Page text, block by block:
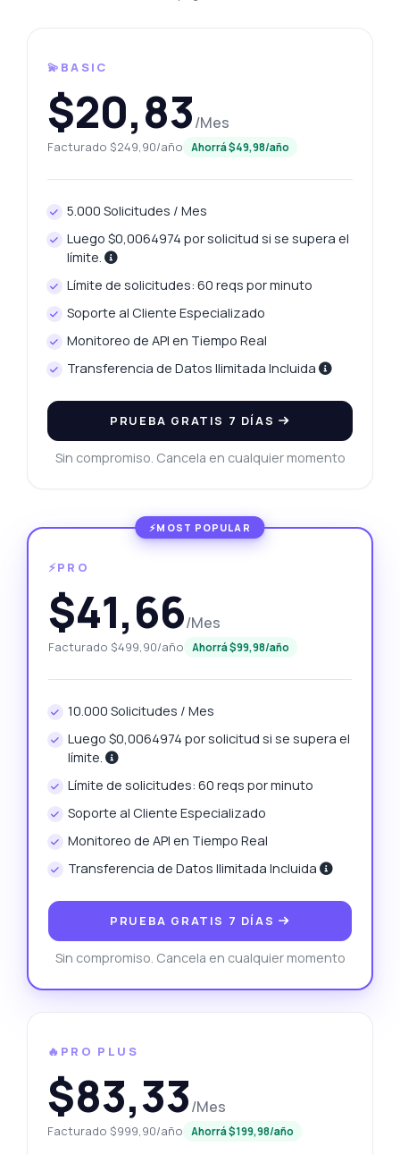
💫BASIC
$20,83/Mes
Facturado $249,90/año Ahorrá $49,98/año
5.000 Solicitudes / Mes
Luego $0,0064974 por solicitud si se supera el
límite.
Límite de solicitudes: 60 reqs por minuto
Soporte al Cliente Especializado
Monitoreo de API en Tiempo Real
Transferencia de Datos Ilimitada Incluida
PRUEBA GRATIS 7 DÍAS
Sin compromiso. Cancela en cualquier momento
⚡PRO
$41,66/Mes
Facturado $499,90/año Ahorrá $99,98/año
10.000 Solicitudes / Mes
Luego $0,0064974 por solicitud si se supera el
límite.
Límite de solicitudes: 60 reqs por minuto
Soporte al Cliente Especializado
Monitoreo de API en Tiempo Real
Transferencia de Datos Ilimitada Incluida
PRUEBA GRATIS 7 DÍAS
Sin compromiso. Cancela en cualquier momento
🔥PRO PLUS
$83,33/Mes
Facturado $999,90/año Ahorrá $199,98/año